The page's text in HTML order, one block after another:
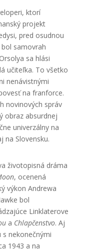
ktorí
projekt
pred osudnou
samovrah
sa hlási
učiteľka. To všetko
nenávistnými
na franforce.
novinových správ
obraz absurdnej
univerzálny na
na Slovensku.
životopisná dráma
, ocenená
výkon Andrewa
bol
Linklaterove
a Chlapčenstvo. Aj
nekonečnými
1943 a na